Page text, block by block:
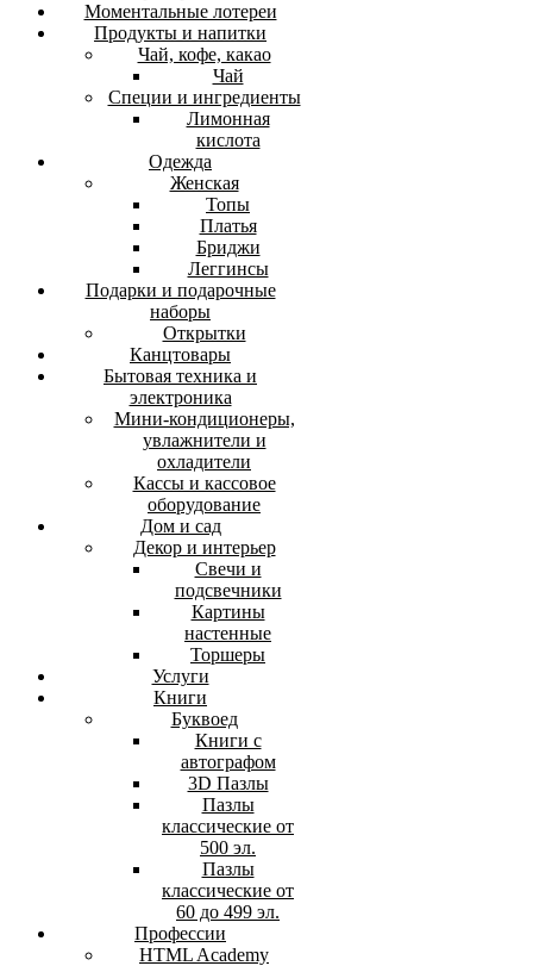
Моментальные лотереи
Продукты и напитки
Чай, кофе, какао
Чай
Специи и ингредиенты
Лимонная
кислота
Одежда
Женская
Топы
Платья
Бриджи
Леггинсы
Подарки и подарочные
наборы
Открытки
Канцтовары
Бытовая техника и
электроника
Мини-кондиционеры,
увлажнители и
охладители
Кассы и кассовое
оборудование
Дом и сад
Декор и интерьер
Свечи и
подсвечники
Картины
настенные
Торшеры
Услуги
Книги
Буквоед
Книги с
автографом
3D Пазлы
Пазлы
классические от
500 эл.
Пазлы
классические от
60 до 499 эл.
Профессии
HTML Academy